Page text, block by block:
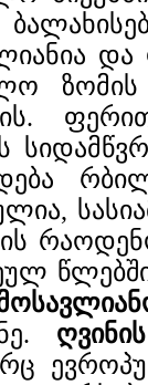
და
წლებში